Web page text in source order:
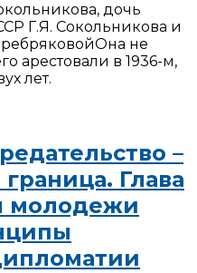
дочь
Г.Я. Сокольникова и
Она не
арестовали в 1936-м,
лет.
–
Глава
молодежи